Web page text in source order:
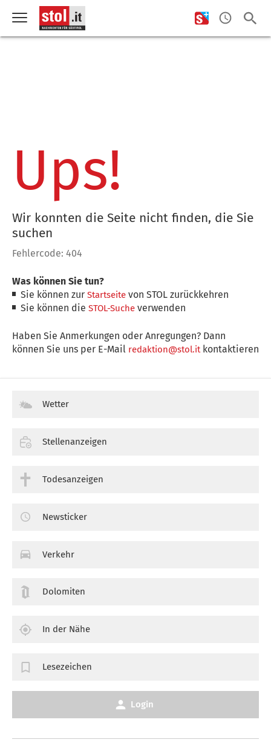
Ups!
Wir konnten die Seite nicht finden, die Sie
suchen
Fehlercode: 404
Was können Sie tun?
Sie können zurStartseite von STOL zurückkehren
Sie können dieSTOL-Suche verwenden
Haben Sie Anmerkungen oder Anregungen? Dann
können Sie uns per E-Mail redaktion@stol.itkontaktieren
Wetter
Stellenanzeigen
Todesanzeigen
Newsticker
Verkehr
Dolomiten
In der Nähe
Lesezeichen
Login